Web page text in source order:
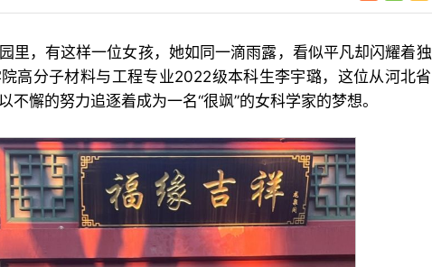
里，有这样一位女孩，她如同一滴雨露，看似平凡却闪耀着独
高分子材料与工程专业2022级本科生李宇璐，这位从河北省
不懈的努力追逐着成为一名“很飒”的女科学家的梦想。